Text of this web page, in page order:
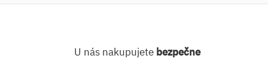
U nás nakupujete bezpečne